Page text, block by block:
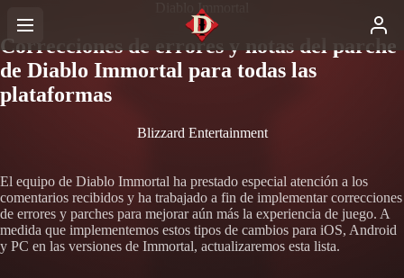
Diablo Immortal
Correcciones de errores y notas del parche
de Diablo Immortal para todas las
plataformas
Blizzard Entertainment
El equipo de Diablo Immortal ha prestado especial atención a los
comentarios recibidos y ha trabajado a fin de implementar correcciones
de errores y parches para mejorar aún más la experiencia de juego. A
medida que implementemos estos tipos de cambios para iOS, Android
y PC en las versiones de Immortal, actualizaremos esta lista.